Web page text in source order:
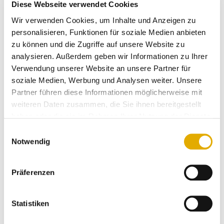
Diese Webseite verwendet Cookies
Wir verwenden Cookies, um Inhalte und Anzeigen zu
personalisieren, Funktionen für soziale Medien anbieten
zu können und die Zugriffe auf unsere Website zu
analysieren. Außerdem geben wir Informationen zu Ihrer
Verwendung unserer Website an unsere Partner für
soziale Medien, Werbung und Analysen weiter. Unsere
Partner führen diese Informationen möglicherweise mit
weiteren Daten zusammen, die Sie ihnen bereitgestellt
Notwendig
Präferenzen
Statistiken
negativ oder abfällig über Kunden gegenüber Ihren
Mitarbeitern zu reden. Ich selber wurde zufällig
Zeuge, wie eine Mitarbeiterin Ihren Abteilungsleiter
um Hilfe bei einer reklamierenden Kundin bat und
dieser fragte: „Was will die dicke Trine denn?“. So
etwas ist ein absolutes „NO GO!“. Mit einer solchen
abfälligen Bemerkung, sicherlich unachtsam und
nicht böswillig geäußert, gibt diese Führungskraft
Ihre und mit Ihren Mitarbeitern?
SPRICHT…“